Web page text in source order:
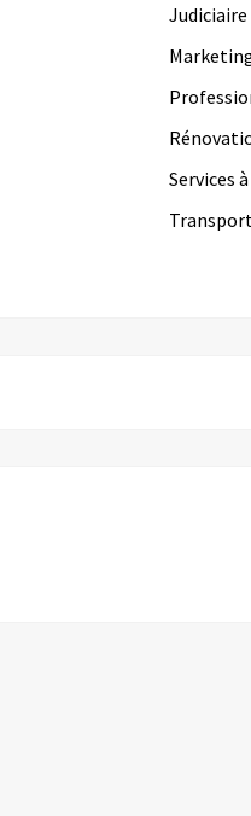
Judiciaire
Services